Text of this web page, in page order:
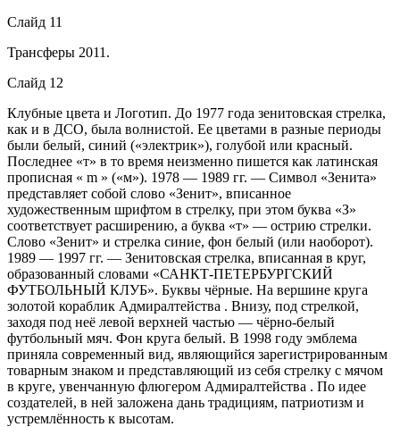
Слайд 11
Трансферы 2011.
Слайд 12
Клубные цвета и Логотип. До 1977 года зенитовская стрелка,
как и в ДСО, была волнистой. Ее цветами в разные периоды
были белый, синий («электрик»), голубой или красный.
Последнее «т» в то время неизменно пишется как латинская
прописная « m » («м»). 1978 — 1989 гг. — Символ «Зенита»
представляет собой слово «Зенит», вписанное
художественным шрифтом в стрелку, при этом буква «З»
соответствует расширению, а буква «т» — острию стрелки.
Слово «Зенит» и стрелка синие, фон белый (или наоборот).
1989 — 1997 гг. — Зенитовская стрелка, вписанная в круг,
образованный словами «САНКТ-ПЕТЕРБУРГСКИЙ
ФУТБОЛЬНЫЙ КЛУБ». Буквы чёрные. На вершине круга
золотой кораблик Адмиралтейства . Внизу, под стрелкой,
заходя под неё левой верхней частью — чёрно-белый
футбольный мяч. Фон круга белый. В 1998 году эмблема
приняла современный вид, являющийся зарегистрированным
товарным знаком и представляющий из себя стрелку с мячом
в круге, увенчанную флюгером Адмиралтейства . По идее
создателей, в ней заложена дань традициям, патриотизм и
устремлённость к высотам.